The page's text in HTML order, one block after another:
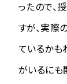
ったので、
すが、実際
ているかも
がいるにも